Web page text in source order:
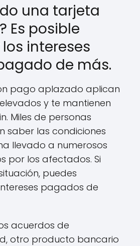
una tarjeta
Es posible
intereses
de más.
pago aplazado aplican
y te mantienen
Miles de personas
saber las condiciones
llevado a numerosos
por los afectados. Si
puedes
pagados de
acuerdos de
otro producto bancario